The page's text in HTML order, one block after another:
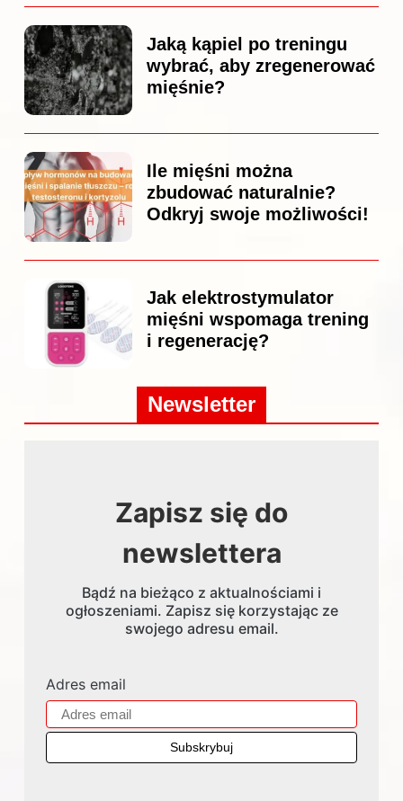
Jaką kąpiel po treningu
wybrać, aby zregenerować
mięśnie?
Ile mięśni można
zbudować naturalnie?
Odkryj swoje możliwości!
Jak elektrostymulator
mięśni wspomaga trening
i regenerację?
Newsletter
Zapisz się do
newslettera
Bądź na bieżąco z aktualnościami i
ogłoszeniami. Zapisz się korzystając ze
swojego adresu email.
Adres email